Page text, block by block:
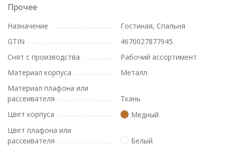
Прочее
Назначение
Гостиная, Спальня
GTIN
4670027877945
Снят с производства
Рабочий ассортимент
Материал корпуса
Металл
Материал плафона или
рассеивателя
Ткань
Цвет корпуса
Медный
Цвет плафона или
рассеивателя
Белый